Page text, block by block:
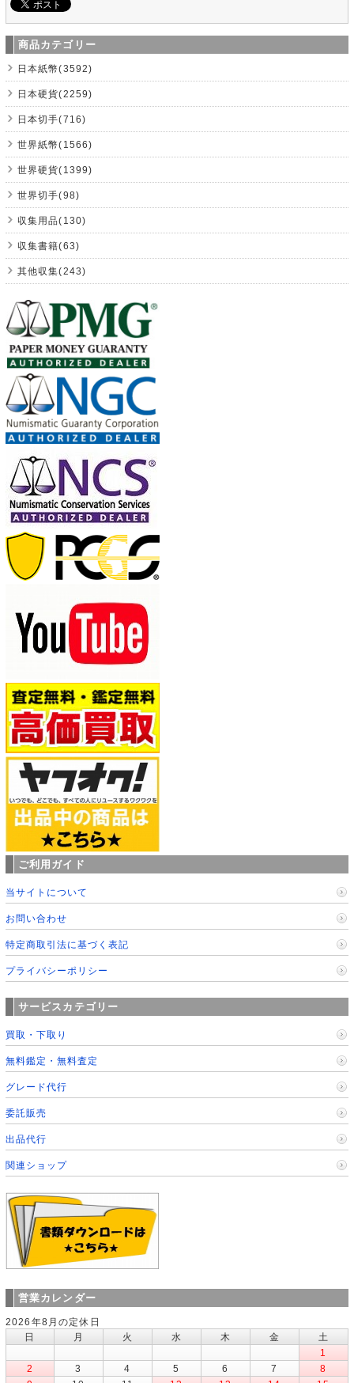
商品カテゴリー
日本紙幣(3592)
日本硬貨(2259)
日本切手(716)
世界紙幣(1566)
世界硬貨(1399)
世界切手(98)
収集用品(130)
収集書籍(63)
其他収集(243)
ご利用ガイド
当サイトについて
お問い合わせ
特定商取引法に基づく表記
プライバシーポリシー
サービスカテゴリー
買取・下取り
無料鑑定・無料査定
グレード代行
委託販売
出品代行
関連ショップ
営業カレンダー
2026年8月の定休日
日
月 火 水 木 金
土
1
2
3 4 5 6 7
8